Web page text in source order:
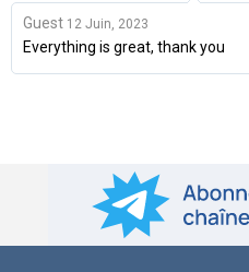
Guest 12 Juin, 2023
Everything is great, thank you